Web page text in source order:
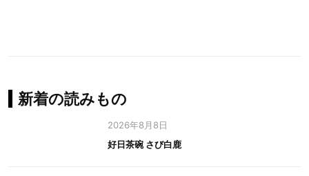
新着の読みもの
2026年8月8日
好日茶碗 さび白鹿